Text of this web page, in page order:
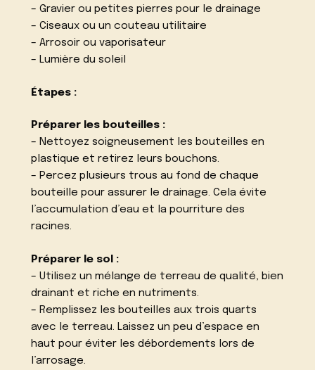
– Gravier ou petites pierres pour le drainage
– Ciseaux ou un couteau utilitaire
– Arrosoir ou vaporisateur
– Lumière du soleil
Étapes :
Préparer les bouteilles :
– Nettoyez soigneusement les bouteilles en
plastique et retirez leurs bouchons.
– Percez plusieurs trous au fond de chaque
bouteille pour assurer le drainage. Cela évite
l’accumulation d’eau et la pourriture des
racines.
Préparer le sol :
– Utilisez un mélange de terreau de qualité, bien
drainant et riche en nutriments.
– Remplissez les bouteilles aux trois quarts
avec le terreau. Laissez un peu d’espace en
haut pour éviter les débordements lors de
l’arrosage.